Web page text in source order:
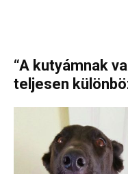
“A kutyámnak
teljesen